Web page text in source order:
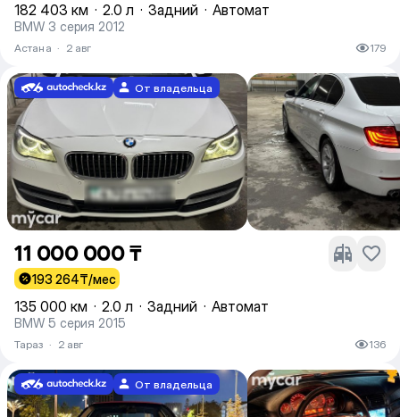
182 403 км · 2.0 л · Задний · Автомат
BMW 3 серия 2012
Астана · 2 авг 179
От владельца
11 000 000 ₸
193 264₸/мес
135 000 км · 2.0 л · Задний · Автомат
BMW 5 серия 2015
Тараз · 2 авг 136
От владельца